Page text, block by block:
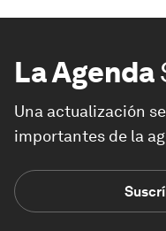
La Agenda
Una actualización
importantes de la